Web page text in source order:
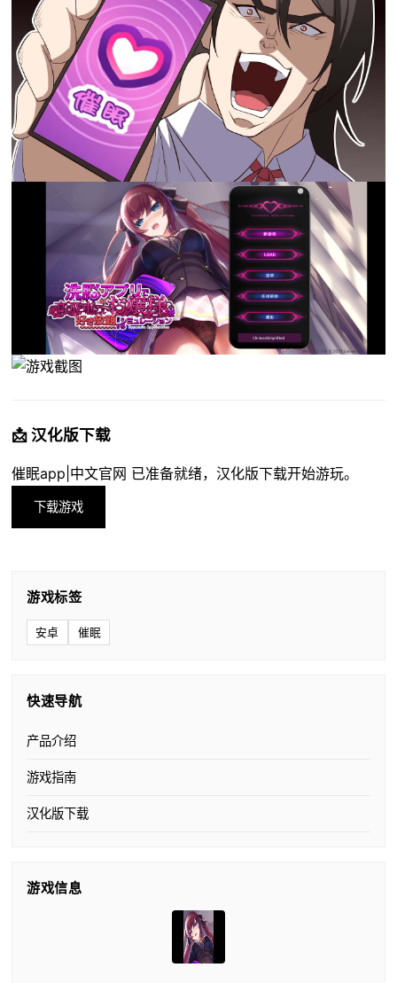
📩 汉化版下载
催眠app|中文官网 已准备就绪，汉化版下载开始游玩。
下载游戏
游戏标签
安卓 催眠
快速导航
产品介绍
游戏指南
汉化版下载
游戏信息